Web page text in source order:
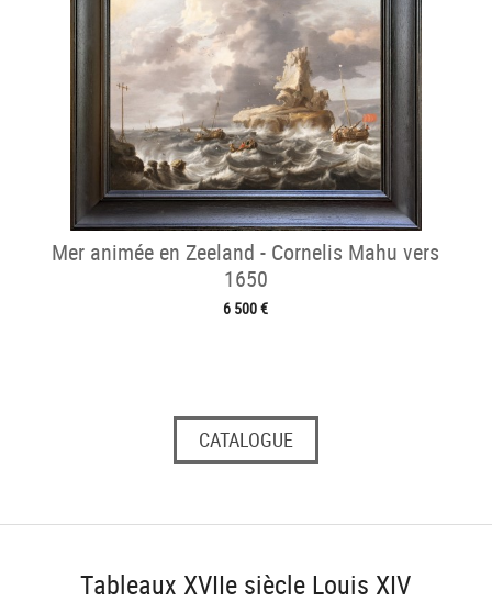
Mer animée en Zeeland - Cornelis Mahu vers
1650
6 500 €
CATALOGUE
Tableaux XVIIe siècle Louis XIV